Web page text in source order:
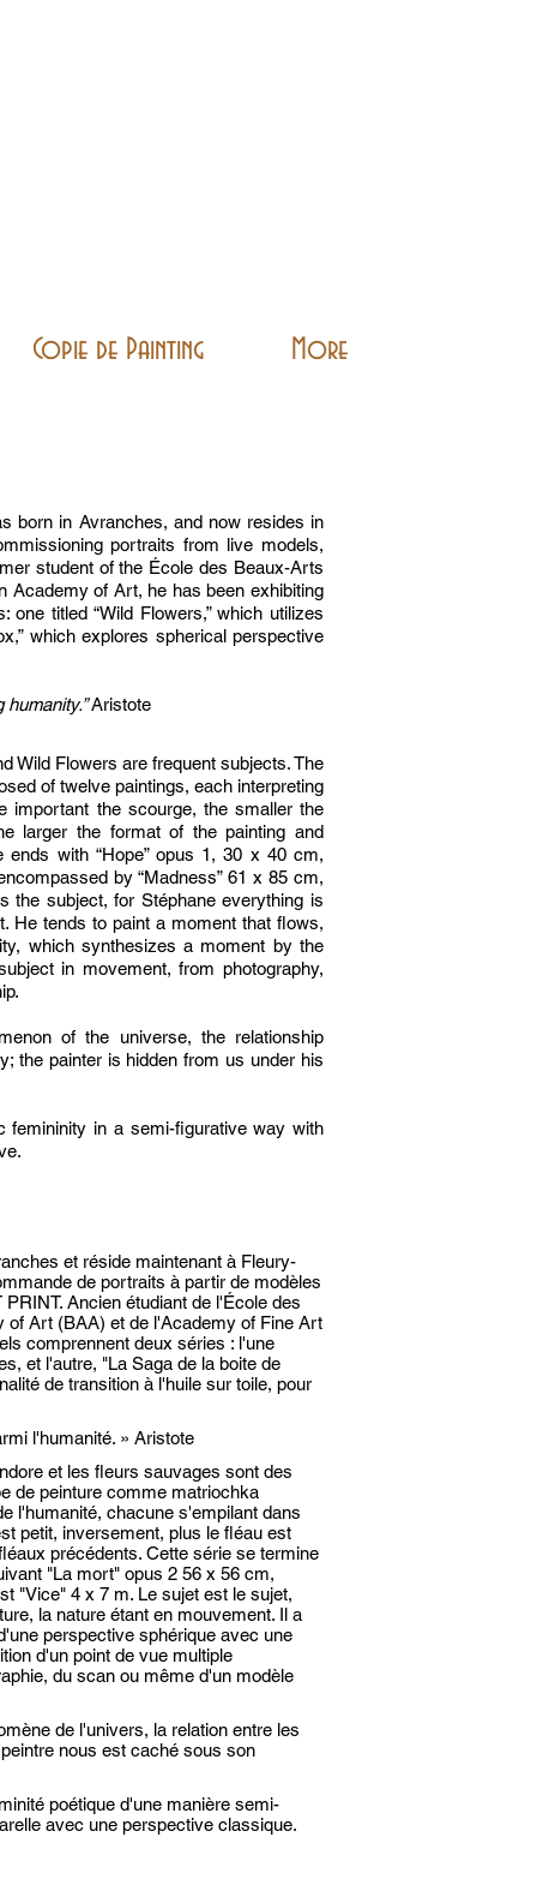
Copie de Painting More
born in Avranches, and now resides in
portraits from live models,
student of the École des Beaux-Arts
Academy of Art, he has been exhibiting
titled “Wild Flowers,” which utilizes
which explores spherical perspective
humanity.”Aristote
Wild Flowers are frequent subjects. The
of twelve paintings, each interpreting
important the scourge, the smaller the
larger the format of the painting and
ends with “Hope” opus 1, 30 x 40 cm,
by “Madness” 61 x 85 cm,
the subject, for Stéphane everything is
He tends to paint a moment that flows,
which synthesizes a moment by the
in movement, from photography,
of the universe, the relationship
the painter is hidden from us under his
femininity in a semi-figurative way with
et réside maintenant à Fleury-
de portraits à partir de modèles
Ancien étudiant de l'École des
Art (BAA) et de l'Academy of Fine Art
comprennent deux séries : l'une
et l'autre, "La Saga de la boite de
de transition à l'huile sur toile, pour
l'humanité. » Aristote
et les fleurs sauvages sont des
de peinture comme matriochka
l'humanité, chacune s'empilant dans
petit, inversement, plus le fléau est
précédents. Cette série se termine
"La mort" opus 2 56 x 56 cm,
"Vice" 4 x 7 m. Le sujet est le sujet,
la nature étant en mouvement. Il a
perspective sphérique avec une
d'un point de vue multiple
du scan ou même d'un modèle
de l'univers, la relation entre les
nous est caché sous son
poétique d'une manière semi-
avec une perspective classique.